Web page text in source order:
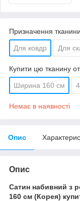
Призначення тканини
Для ковдр Для
Купити цю тканину
Ширина 160 см
Немає в наявності
Опис
Опис
Сатин набивний з
160 см (Корея)